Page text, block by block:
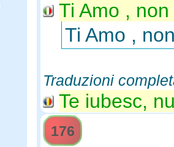
Ti Amo ,
Ti Amo ,
Traduzioni
Te iubesc,
176